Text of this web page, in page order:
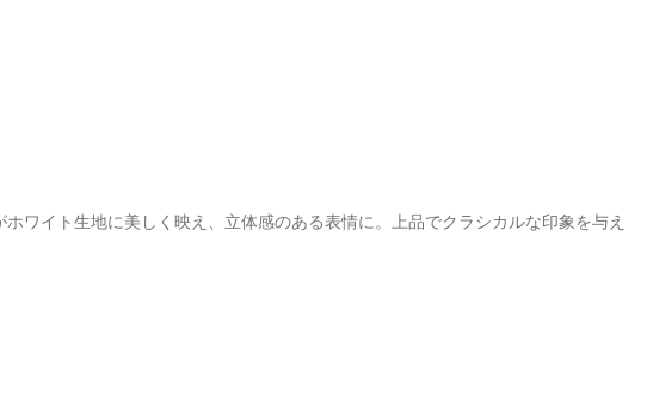
ワイト生地に美しく映え、立体感のある表情に。上品でクラシカルな印象を与え